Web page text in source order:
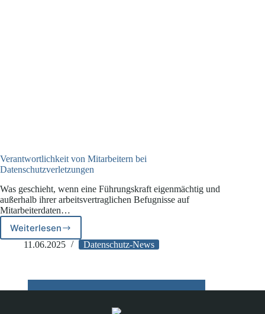
Verantwortlichkeit von Mitarbeitern bei
Datenschutzverletzungen
Was geschieht, wenn eine Führungskraft eigenmächtig und
außerhalb ihrer arbeitsvertraglichen Befugnisse auf
Mitarbeiterdaten…
WeiterlesenVerantwortlichkeit
von
Datenschutzverletzungen
11.06.2025 Datenschutz-News